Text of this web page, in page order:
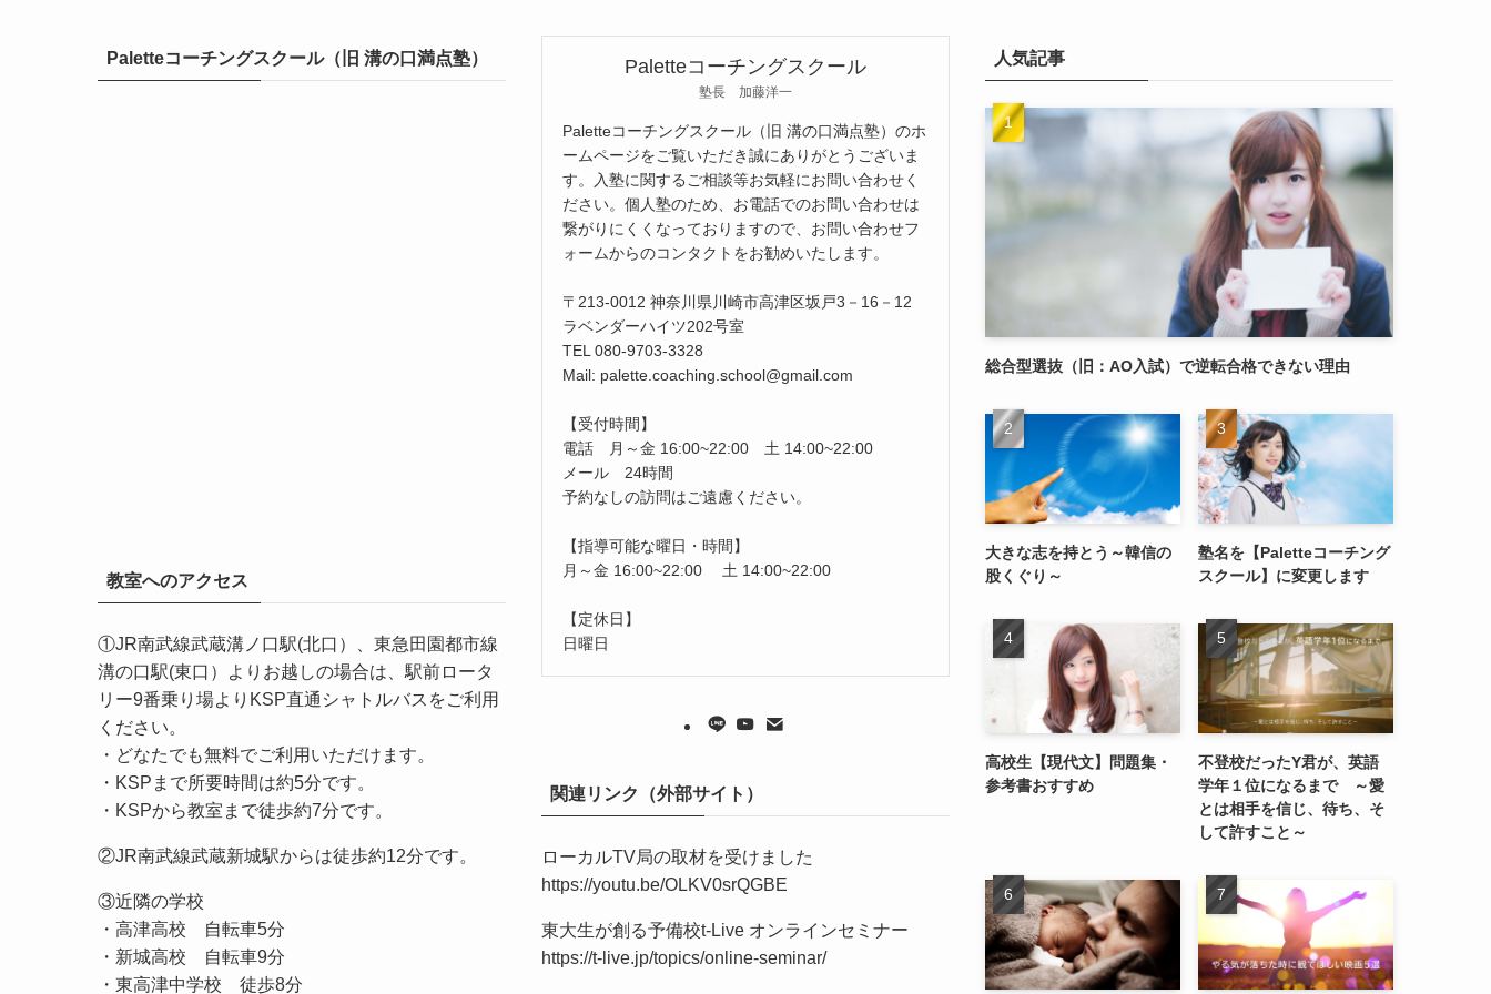
Paletteコーチングスクール（旧 溝の口満点塾）
教室へのアクセス
①JR南武線武蔵溝ノ口駅(北口）、東急田園都市線
溝の口駅(東口）よりお越しの場合は、駅前ロータ
リー9番乗り場よりKSP直通シャトルバスをご利用
ください。
・どなたでも無料でご利用いただけます。
・KSPまで所要時間は約5分です。
・KSPから教室まで徒歩約7分です。
②JR南武線武蔵新城駅からは徒歩約12分です。
③近隣の学校
・高津高校 自転車5分
・新城高校 自転車9分
・東高津中学校 徒歩8分
Paletteコーチングスクール
塾長 加藤洋一
Paletteコーチングスクール（旧 溝の口満点塾）のホ
ームページをご覧いただき誠にありがとうございま
す。入塾に関するご相談等お気軽にお問い合わせく
ださい。個人塾のため、お電話でのお問い合わせは
繋がりにくくなっておりますので、お問い合わせフ
ォームからのコンタクトをお勧めいたします。
〒213-0012 神奈川県川崎市高津区坂戸3－16－12
ラベンダーハイツ202号室
TEL 080-9703-3328
Mail: palette.coaching.school@gmail.com
【受付時間】
電話 月～金 16:00~22:00 土 14:00~22:00
メール 24時間
予約なしの訪問はご遠慮ください。
【指導可能な曜日・時間】
月～金 16:00~22:00 土 14:00~22:00
【定休日】
日曜日
関連リンク（外部サイト）
ローカルTV局の取材を受けました
https://youtu.be/OLKV0srQGBE
東大生が創る予備校t-Live オンラインセミナー
https://t-live.jp/topics/online-seminar/
人気記事
総合型選抜（旧：AO入試）で逆転合格できない理由
大きな志を持とう～韓信の
股くぐり～
塾名を【Paletteコーチング
スクール】に変更します
高校生【現代文】問題集・
参考書おすすめ
不登校だったY君が、英語
学年１位になるまで ～愛
とは相手を信じ、待ち、そ
して許すこと～